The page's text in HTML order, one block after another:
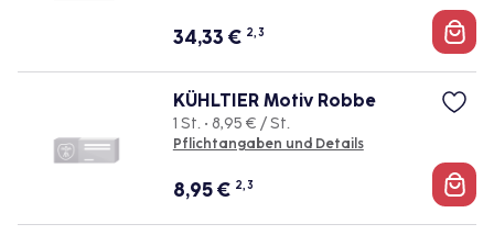
34,33 € 2, 3
KÜHLTIER Motiv Robbe
1 St. • 8,95 € / St.
Pflichtangaben und Details
8,95€ 2, 3